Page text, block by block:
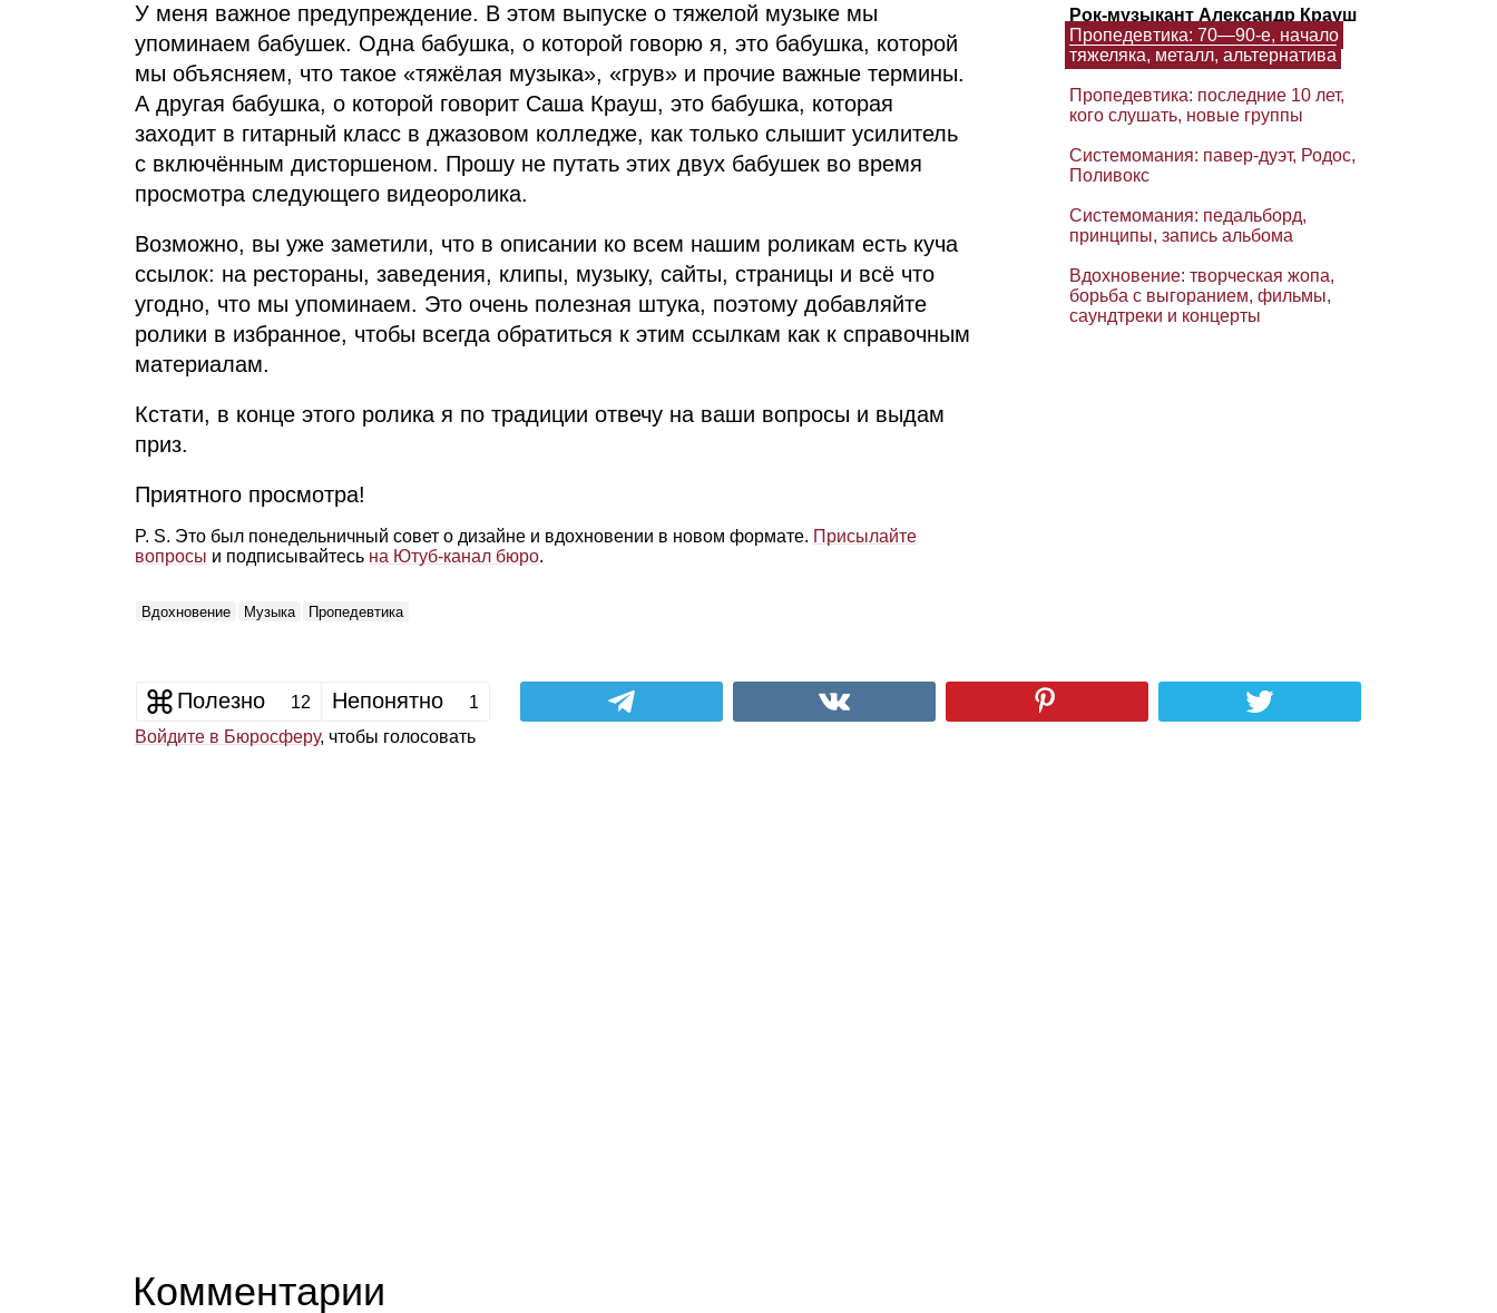
Рок‑музыкант Александр Крауш
Пропедевтика: 70⁠—90‑е, начало
тяжеляка, металл, альтернатива
Пропедевтика: последние 10 лет,
кого слушать, новые группы
Системомания: павер‑дуэт, Родос,
Поливокс
Системомания: педальборд,
принципы, запись альбома
Вдохновение: творческая жопа,
борьба с выгоранием, фильмы,
саундтреки и концерты
У меня важное предупреждение. В этом выпуске о тяжелой музыке мы
упоминаем бабушек. Одна бабушка, о которой говорю я, это бабушка, которой
мы объясняем, что такое «тяжёлая музыка», «грув» и прочие важные термины.
А другая бабушка, о которой говорит Саша Крауш, это бабушка, которая
заходит в гитарный класс в джазовом колледже, как только слышит усилитель
с включённым дисторшеном. Прошу не путать этих двух бабушек во время
просмотра следующего видеоролика.
Возможно, вы уже заметили, что в описании ко всем нашим роликам есть куча
ссылок: на рестораны, заведения, клипы, музыку, сайты, страницы и всё что
угодно, что мы упоминаем. Это очень полезная штука, поэтому добавляйте
ролики в избранное, чтобы всегда обратиться к этим ссылкам как к справочным
материалам.
Кстати, в конце этого ролика я по традиции отвечу на ваши вопросы и выдам
приз.
Приятного просмотра!
P. S. Это был понедельничный совет о дизайне и вдохновении в новом формате. Присылайте
вопросы и подписывайтесь на Ютуб‑канал бюро.
Вдохновение Музыка Пропедевтика
Полезно 12 Непонятно
1
Войдите в Бюросферу, чтобы голосовать
Комментарии